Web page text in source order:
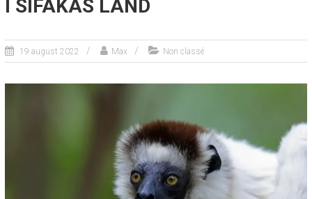
I SIFAKAS LAND
19 august 2022 Max Non classé